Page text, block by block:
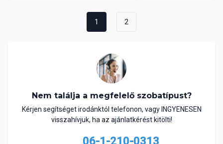
1 2
Nem találja a megfelelő szobatípust?
Kérjen segítséget irodánktól telefonon, vagy INGYENESEN
visszahívjuk, ha az ajánlatkérést kitölti!
06-1-210-0313